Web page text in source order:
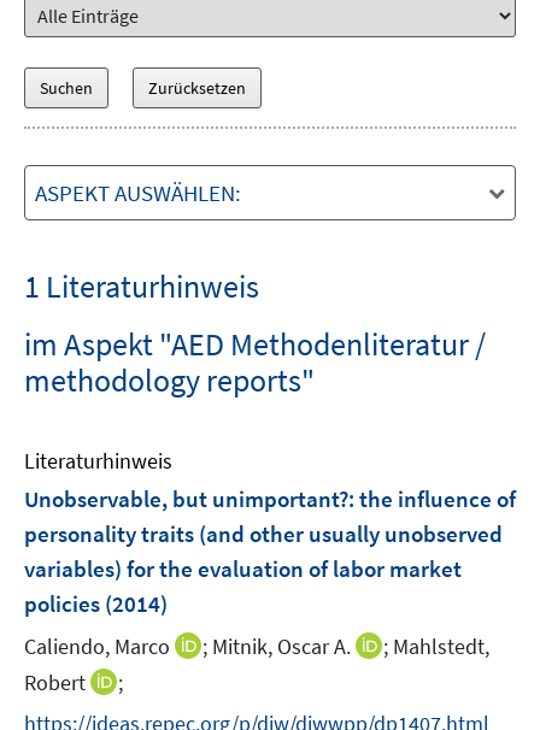
ASPEKT AUSWÄHLEN:
1 Literaturhinweis
im Aspekt "AED Methodenliteratur /
methodology reports"
Literaturhinweis
Unobservable, but unimportant?: the influence of
personality traits (and other usually unobserved
variables) for the evaluation of labor market
policies (2014)
Caliendo, Marco
I; Mitnik, Oscar A.
I; Mahlstedt,
Robert
I;
https://ideas.repec.org/p/diw/diwwpp/dp1407.html